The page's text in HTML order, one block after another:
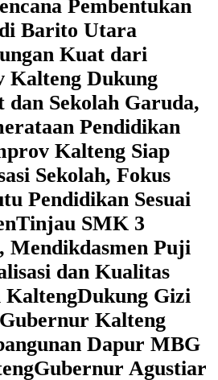
Pembentukan
Barito Utara
Kuat dari
Kalteng Dukung
dan Sekolah Garuda,
Pendidikan
Kalteng Siap
Sekolah, Fokus
Pendidikan Sesuai
‎Tinjau SMK 3
Mendikdasmen Puji
dan Kualitas
Kalteng‎Dukung Gizi
Kalteng
Dapur MBG
‎Gubernur Agustiar